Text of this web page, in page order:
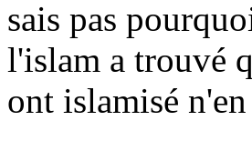
sais pas
l'islam a trouvé
ont islamisé